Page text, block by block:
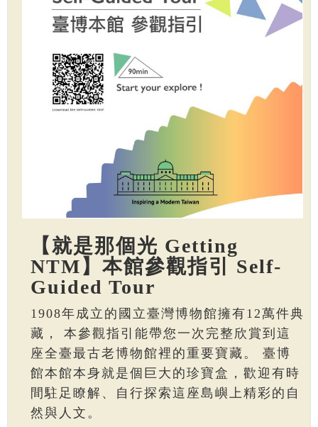
【就是那個光 Getting
NTM】本館參觀指引 Self-
Guided Tour
1908年成立的國立臺灣博物館擁有12萬件典
藏， 本參觀指引能帶您一次完整欣賞到這
座全臺最古老博物館裡的重要寶藏。 臺博
館本館本身就是個巨大的珍寶盒，歡迎有時
間駐足瞭解、自行探索這座島嶼上精彩的自
然與人文。